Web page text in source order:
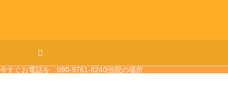
今すぐお電話を 090-9761-8240当院の場所